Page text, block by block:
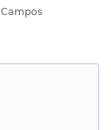
Campos